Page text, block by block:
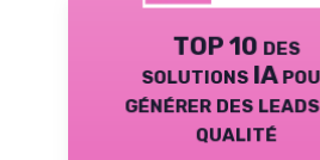
TOP 10 des
solutions IA
générer des
qualité